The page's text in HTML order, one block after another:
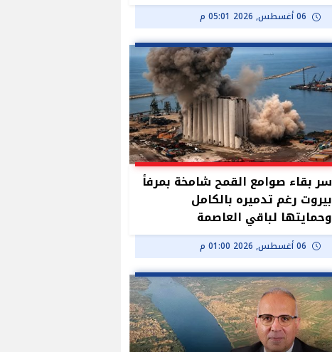
06 أغسطس, 2026 05:01 م
سر بقاء صوامع القمح شامخة بمرفأ
بيروت رغم تدميره بالكامل
وحمايتها لباقي العاصمة
06 أغسطس, 2026 01:00 م